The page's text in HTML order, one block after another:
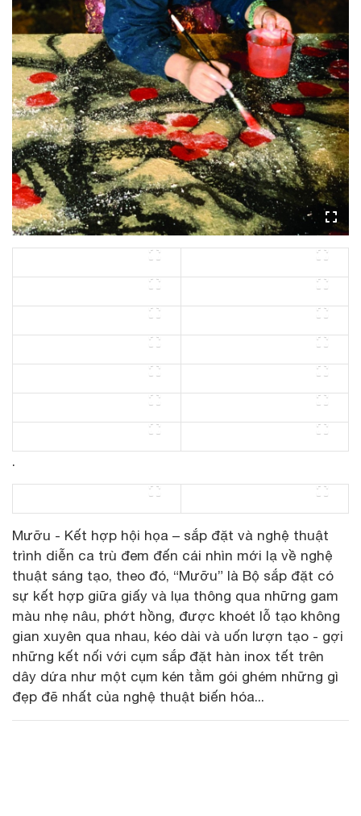
.
Mưỡu - Kết hợp hội họa – sắp đặt và nghệ thuật
trình diễn ca trù đem đến cái nhìn mới lạ về nghệ
thuật sáng tạo, theo đó, “Mưỡu” là Bộ sắp đặt có
sự kết hợp giữa giấy và lụa thông qua những gam
màu nhẹ nâu, phớt hồng, được khoét lỗ tạo không
gian xuyên qua nhau, kéo dài và uốn lượn tạo - gợi
những kết nối với cụm sắp đặt hàn inox tết trên
dây dứa như một cụm kén tằm gói ghém những gì
đẹp đẽ nhất của nghệ thuật biến hóa...